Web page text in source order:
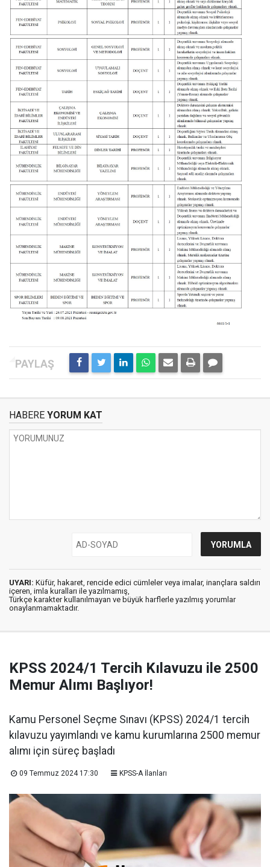
HABERE YORUM KAT
UYARI: Küfür, hakaret, rencide edici cümleler veya imalar, inançlara saldırı
içeren, imla kuralları ile yazılmamış,
Türkçe karakter kullanılmayan ve büyük harflerle yazılmış yorumlar
onaylanmamaktadır.
KPSS 2024/1 Tercih Kılavuzu ile 2500
Memur Alımı Başlıyor!
Kamu Personel Seçme Sınavı (KPSS) 2024/1 tercih
kılavuzu yayımlandı ve kamu kurumlarına 2500 memur
alımı için süreç başladı
09 Temmuz 2024 17:30 KPSS-A İlanları